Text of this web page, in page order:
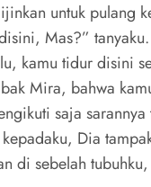
untuk pulang
Mas?” tanyaku.
kamu tidur disini
Mira, bahwa
saja sarannya
Dia
di sebelah